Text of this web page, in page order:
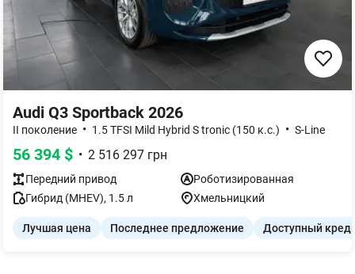
Audi Q3 Sportback 2026
II поколение • 1.5 TFSI Mild Hybrid S tronic (150 к.с.) • S-Line
56 394 $ • 2 516 297 грн
Передний привод
Роботизированная
Гибрид (MHEV), 1.5л Хмельницкий
Лучшая цена Последнее предложение Доступный